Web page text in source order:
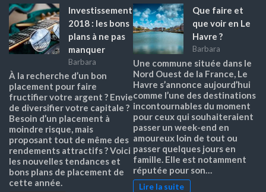
Investissement
2018 : les bons
plans à ne pas
manquer
Barbara
À la recherche d’un bon
placement pour faire
fructifier votre argent ? Envie
de diversifier votre capitale ?
Besoin d’un placement à
moindre risque, mais
proposant tout de même des
rendements attractifs ? Voici
les nouvelles tendances et
bons plans de placement de
cette année.
Que faire et
que voir en Le
Havre ?
Barbara
Une commune située dans le
Nord Ouest de la France, Le
Havre s’annonce aujourd’hui
comme l’une des destinations
incontournables du moment
pour ceux qui souhaiteraient
passer un week-end en
amoureux loin de tout ou
passer quelques jours en
famille. Elle est notamment
réputée pour son…
Lire la suite